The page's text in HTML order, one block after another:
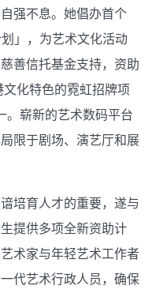
强不息。她倡办首个
」，为艺术文化活动
善信托基金支持，资助
化特色的霓虹招牌项
。崭新的艺术数码平台
限于剧场、演艺厅和展
培育人才的重要，遂与
提供多项全新资助计
术家与年轻艺术工作者
代艺术行政人员，确保